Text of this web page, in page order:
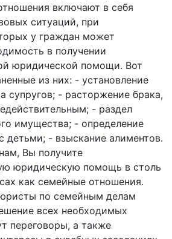
включают в себя
ситуаций, при
у граждан может
в получении
юридической помощи. Вот
из них: - установление
супругов; - расторжение брака,
- раздел
имущества; - определение
детьми; - взыскание алиментов.
Вы получите
юридическую помощь в столь
как семейные отношения.
по семейным делам
всех необходимых
переговоры, а также